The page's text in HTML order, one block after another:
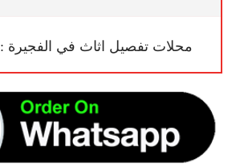
محلات تفصيل اثاث في الفجيرة :0545681606